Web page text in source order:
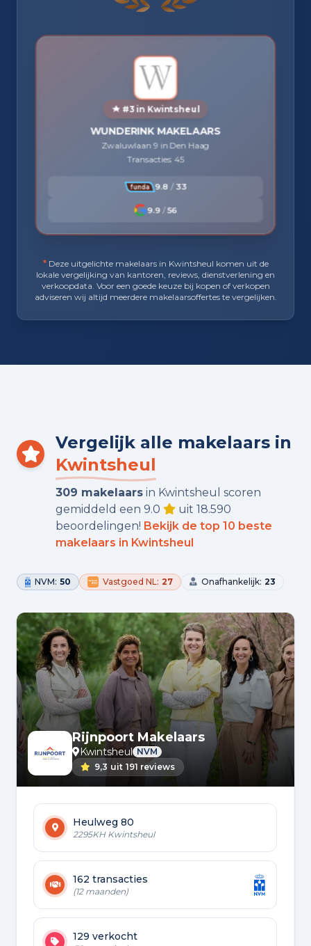
#3 in Kwintsheul
WUNDERINK MAKELAARS
Zwaluwlaan 9 in Den Haag
Transacties: 45
9.8 / 33
9.9 / 56
*Deze uitgelichte makelaars in Kwintsheul komen uit de
lokale vergelijking van kantoren, reviews, dienstverlening en
verkoopdata. Voor een goede keuze bij kopen of verkopen
adviseren wij altijd meerdere makelaarsoffertes te vergelijken.
Vergelijk alle makelaars in
Kwintsheul
309 makelaars in Kwintsheul scoren
gemiddeld een 9.0
uit 18.590
beoordelingen! Bekijk de top 10 beste
makelaars in Kwintsheul
NVM: 50 Vastgoed NL: 27 Onafhankelijk: 23
Rijnpoort Makelaars
Kwintsheul NVM
9,3 uit 191 reviews
Heulweg 80
2295KH Kwintsheul
162 transacties
(12 maanden)
129 verkocht